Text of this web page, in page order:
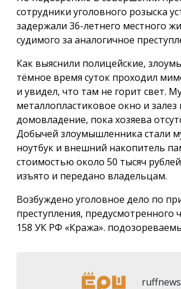
сотрудники уголовного розыска
задержали 36-летнего местного
судимого за аналогичное
Как выяснили полицейские,
тёмное время суток проходил
и увидел, что там не горит свет.
металлопластиковое окно и залез
домовладение, пока хозяева
Добычей злоумышленника стали
ноутбук и внешний накопитель
стоимостью около 50 тысяч
изъято и передано владельцам.
Возбуждено уголовное дело по
преступления, предусмотренного
158 УК РФ «Кража».